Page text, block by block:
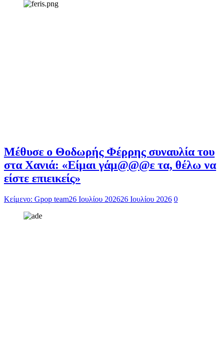
Μέθυσε ο Θοδωρής Φέρρης συναυλία του
στα Χανιά: «Είμαι γάμ@@@ε τα, θέλω να
είστε επιεικείς»
Κείμενο: Gpop team26 Ιουλίου 202626 Ιουλίου 2026 0